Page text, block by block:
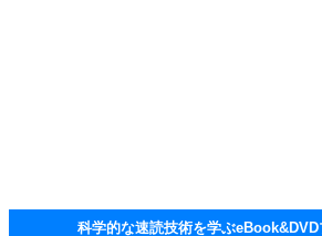
科学的な速読技術を学ぶeBook&DVD